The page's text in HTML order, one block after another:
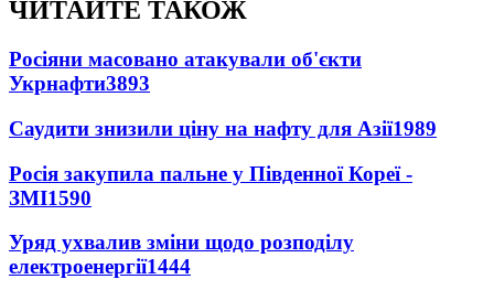
ЧИТАЙТЕ ТАКОЖ
Росіяни масовано атакували об'єкти
Укрнафти3893
Саудити знизили ціну на нафту для Азії1989
Росія закупила пальне у Південної Кореї -
ЗМІ1590
Уряд ухвалив зміни щодо розподілу
електроенергії1444